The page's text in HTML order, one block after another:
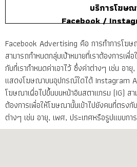
บริการโฆษ
Facebook /
Facebook Advertising คือ การทำการโฆษ
สามารถกำหนดกลุ่มเป้าหมายที่เราต้องการเ
กับที่เรากำหนดค่าเอาไว้ ซึ่งค่าต่างๆ เช่น อา
แสดงโฆษณาบนอุปกรณ์ใดได้ Instagram
โฆษณาเผื่อไปขึ้นบนหน้าอินสตาแกรม (IG) สา
ต้องการเพื่อให้โฆษณานั้นเข้าไปยังคนที่ตรงกั
ต่างๆ เช่น อายุ, เพศ, ประเทศหรือรูปแบบ